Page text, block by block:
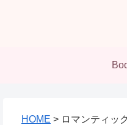
HOME > ロマンティック